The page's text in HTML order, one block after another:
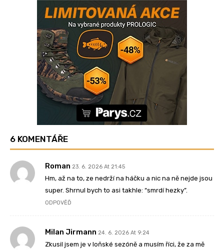
6 KOMENTÁŘE
Roman 23. 6. 2026 At 21:45
Hm, až na to, ze nedrží na háčku a nic na ně nejde jsou
super. Shrnul bych to asi takhle: “smrdí hezky”.
ODPOVĚĎ
Milan Jirmann 24. 6. 2026 At 9:24
Zkusil jsem je v loňské sezóně a musím říci, že za mě